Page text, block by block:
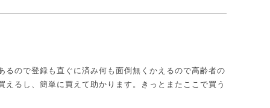
るので登録も直ぐに済み何も面倒無くかえるので高齢者の
えるし、簡単に買えて助かります。きっとまたここで買う